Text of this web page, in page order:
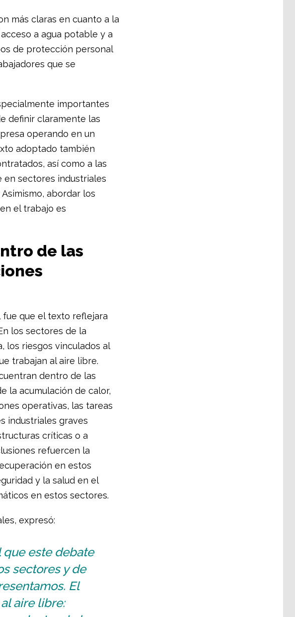
más claras en cuanto a la
a agua potable y a
de protección personal
que se
importantes
definir claramente las
operando en un
adoptado también
así como a las
en sectores industriales
abordar los
el trabajo es
de las
que el texto reflejara
los sectores de la
los riesgos vinculados al
trabajan al aire libre.
dentro de las
la acumulación de calor,
operativas, las tareas
industriales graves
críticas o a
refuercen la
en estos
y la salud en el
en estos sectores.
expresó:
que este debate
sectores y de
El
aire libre: